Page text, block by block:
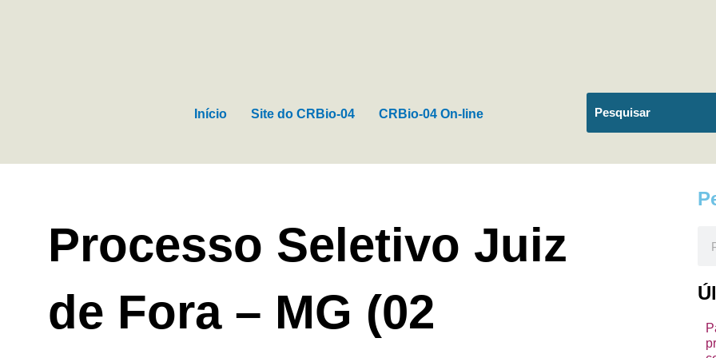
Início Site do CRBio-04 CRBio-04 On-line
Processo Seletivo Juiz
de Fora – MG (02